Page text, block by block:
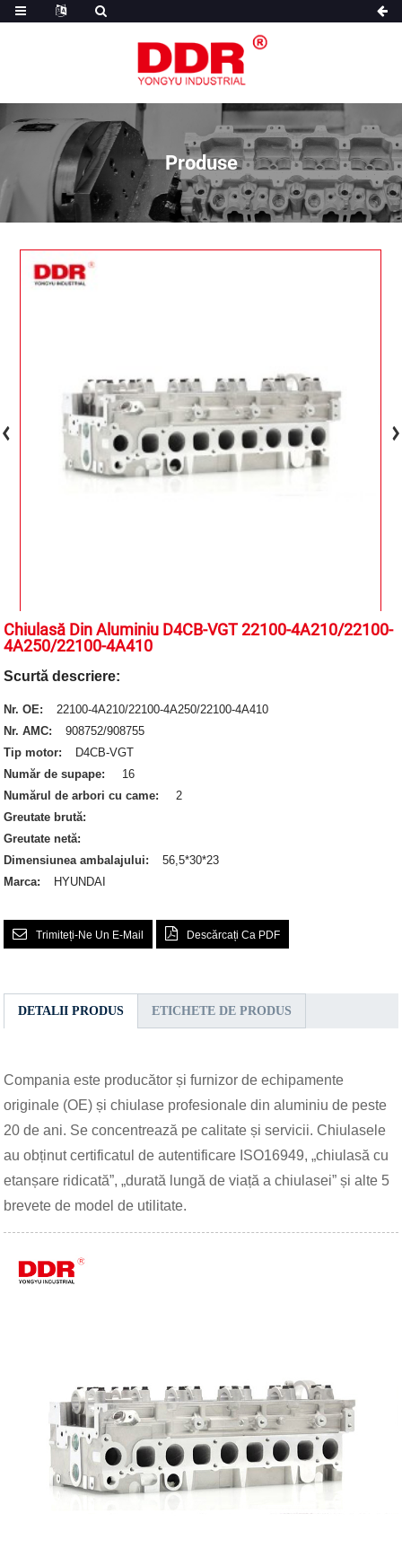
Produse
Chiulasă Din Aluminiu D4CB-VGT 22100-4A210/22100-
4A250/22100-4A410
Scurtă descriere:
Nr. OE:
22100-4A210/22100-4A250/22100-4A410
Nr. AMC:
908752/908755
Tip motor:
D4CB-VGT
Număr de supape:
16
Numărul de arbori cu came:
2
Greutate brută:
Greutate netă:
Dimensiunea ambalajului:
56,5*30*23
Marca:
HYUNDAI
Trimiteți-Ne Un E-Mail Descărcați Ca PDF
DETALII PRODUS ETICHETE DE PRODUS
Compania este producător și furnizor de echipamente
originale (OE) și chiulase profesionale din aluminiu de peste
20 de ani. Se concentrează pe calitate și servicii. Chiulasele
au obținut certificatul de autentificare ISO16949, „chiulasă cu
etanșare ridicată”, „durată lungă de viață a chiulasei” și alte 5
brevete de model de utilitate.